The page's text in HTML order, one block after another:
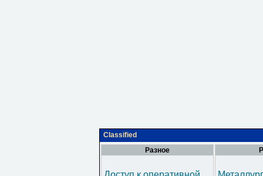
Classified
Разное